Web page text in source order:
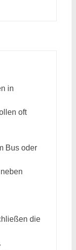
in
oft
Bus oder
die